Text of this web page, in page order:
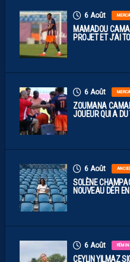
6 Août
MAMADOU
PROJET ET J’AI
6 Août
ZOUMANA
JOUEUR QUI A DU
6 Août
SOLÈNE
NOUVEAU DÉFI
6 Août
CEYLIN YILMAZ